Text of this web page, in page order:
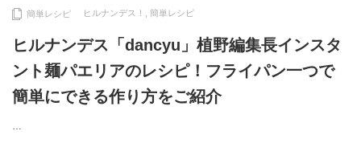
簡単レシピ ヒルナンデス！ 簡単レシピ
ヒルナンデス「dancyu」植野編集長インスタ
ント麺パエリアのレシピ！フライパン一つで
簡単にできる作り方をご紹介
…